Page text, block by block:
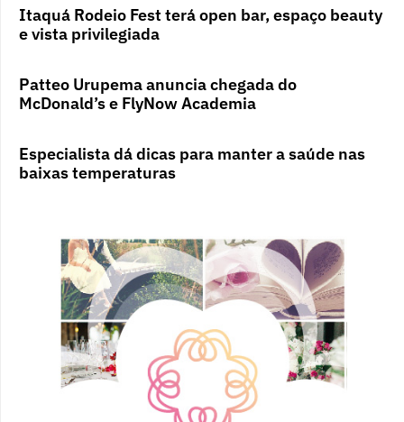
Itaquá Rodeio Fest terá open bar, espaço beauty
e vista privilegiada
Patteo Urupema anuncia chegada do
McDonald’s e FlyNow Academia
Especialista dá dicas para manter a saúde nas
baixas temperaturas